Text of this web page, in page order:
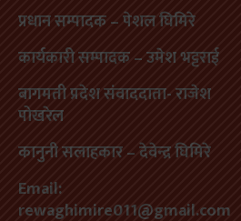
प्रधान सम्पादक – पेशल घिमिरे
कार्यकारी सम्पादक – उमेश भट्टराई
बागमती प्रदेश संवाददाता- राजेश
पोखरेल
कानुनी सलाहकार – देवेन्द्र घिमिरे
Email:
rewaghimire011@gmail.com